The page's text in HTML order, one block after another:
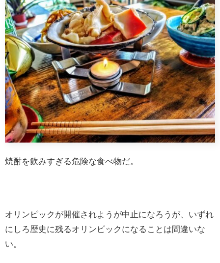
焼酎を飲みすぎる危険な食べ物だ。
オリンピックが開催されようが中止になろうが、いずれ
にしろ歴史に残るオリンピックになることは間違いな
い。